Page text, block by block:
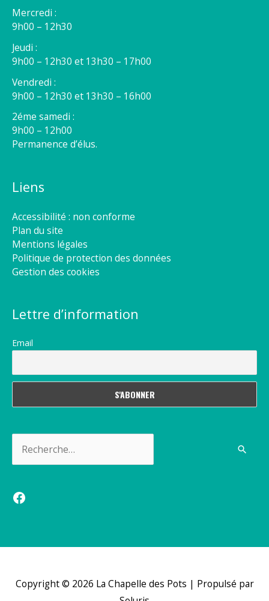
Mercredi :
9h00 – 12h30
Jeudi :
9h00 – 12h30 et 13h30 – 17h00
Vendredi :
9h00 – 12h30 et 13h30 – 16h00
2éme samedi :
9h00 – 12h00
Permanence d’élus.
Liens
Accessibilité : non conforme
Plan du site
Mentions légales
Politique de protection des données
Gestion des cookies
Lettre d’information
Email
Facebook
Copyright © 2026 La Chapelle des Pots | Propulsé par